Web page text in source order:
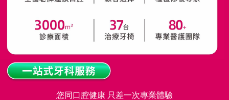
您同口腔健康 只差一次專業體驗